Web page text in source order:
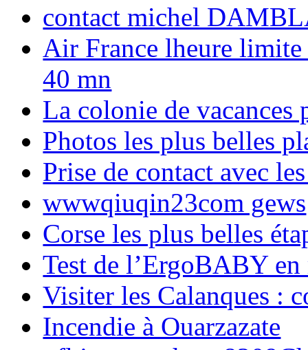
contact michel
Air France lheure limite
40 mn
La colonie de vacances
Photos les plus belles
Prise de contact avec
wwwqiuqin23com gews
Corse les plus belles
Test de l’ErgoBABY en
Visiter les Calanques :
Incendie à Ouarzazate